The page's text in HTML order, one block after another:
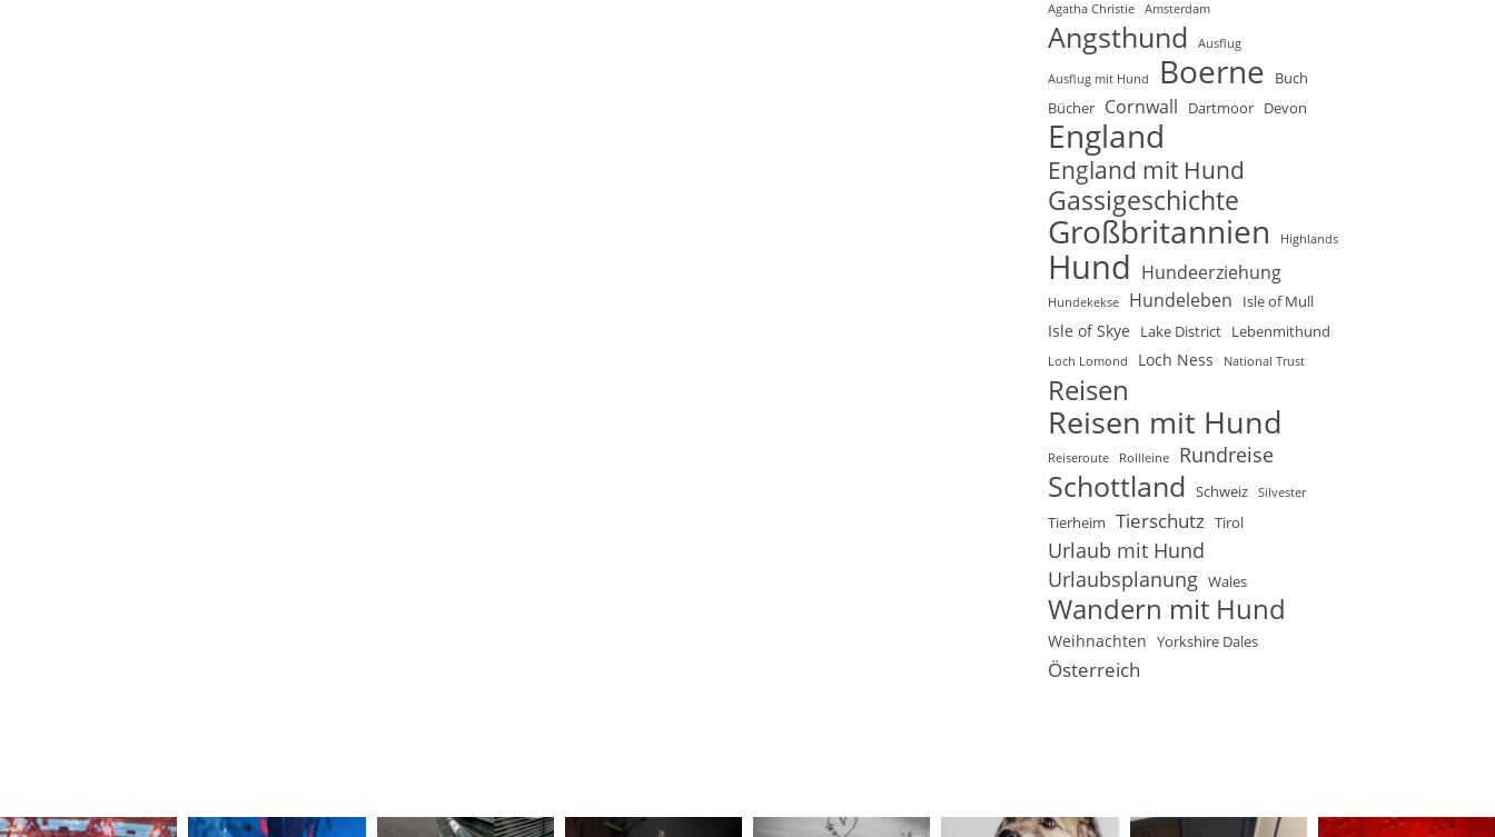
Agatha Christie Amsterdam
Angsthund Ausflug
Ausflug mit Hund Boerne
Buch
Bücher Cornwall Dartmoor Devon
England
England mit Hund
Gassigeschichte
Großbritannien Highlands
Hund Hundeerziehung
Hundekekse Hundeleben Isle of Mull
Isle of Skye Lake District Lebenmithund
Loch Lomond Loch Ness National Trust
Reisen
Reisen mit Hund
Reiseroute Rollleine Rundreise
Schottland Schweiz Silvester
Tierheim Tierschutz Tirol
Urlaub mit Hund
Urlaubsplanung Wales
Wandern mit Hund
Weihnachten Yorkshire Dales
Österreich